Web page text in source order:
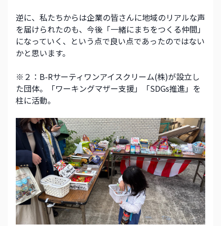
逆に、私たちからは企業の皆さんに地域のリアルな声
を届けられたのも、今後「一緒にまちをつくる仲間」
になっていく、という点で良い点であったのではない
かと思います。
※２：B-Rサーティワンアイスクリーム(株)が設立し
た団体。「ワーキングマザー支援」「SDGs推進」を
柱に活動。